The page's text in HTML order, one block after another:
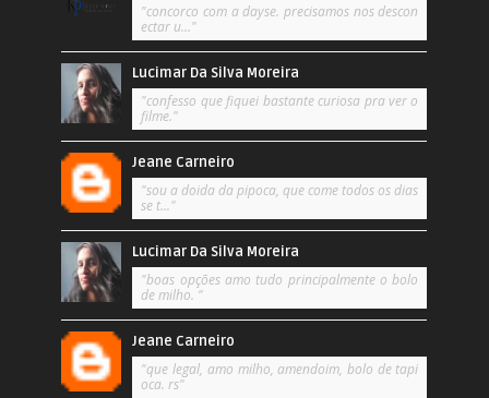
"concorco com a dayse. precisamos nos descon
ectar u..."
Lucimar Da Silva Moreira
"confesso que fiquei bastante curiosa pra ver o
filme."
Jeane Carneiro
"sou a doida da pipoca, que come todos os dias
se t..."
Lucimar Da Silva Moreira
"boas opções amo tudo principalmente o bolo
de milho. "
Jeane Carneiro
"que legal, amo milho, amendoim, bolo de tapi
oca. rs"